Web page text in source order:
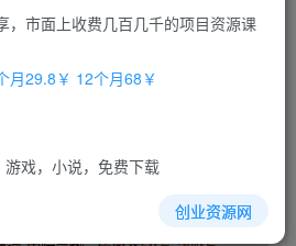
立即购买
购买，办理会员包月更省钱，可保存购
，市面上收费几百几千的项目资源课
月29.8￥ 12个月68￥
戏，小说，免费下载
创业资源网